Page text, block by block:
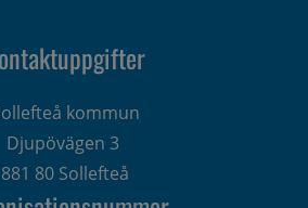
kommun
Djupövägen 3
881 80 Sollefteå